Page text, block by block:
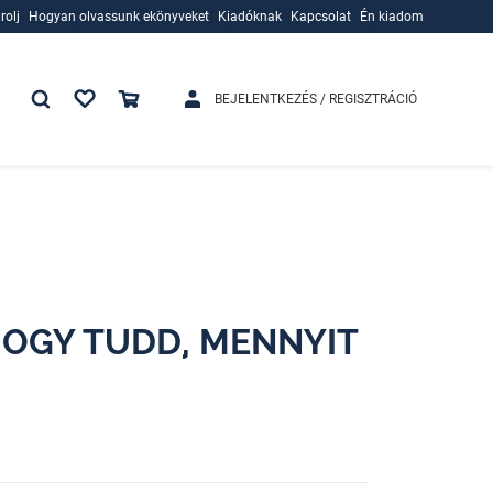
Hogyan olvassunk ekönyveket
Kiadóknak
Kapcsolat Én kiadom
BEJELENTKEZÉS / REGISZTRÁCIÓ
TUDD, MENNYIT